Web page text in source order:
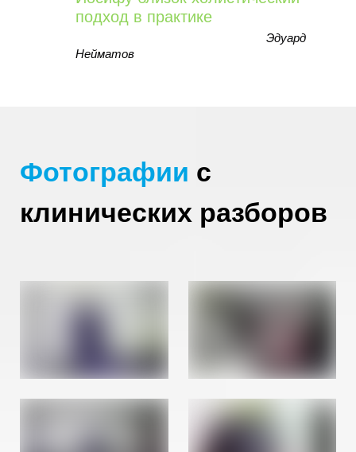
подход в практике
Эдуард
Нейматов
Фотографии с
клинических разборов